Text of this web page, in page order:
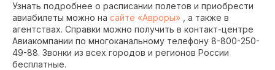
Узнать подробнее о расписании полетов и приобрести
авиабилеты можно на сайте «Авроры» , а также в
агентствах. Справки можно получить в контакт-центре
Авиакомпании по многоканальному телефону 8-800-250-
49-88. Звонки из всех городов и регионов России
бесплатные.